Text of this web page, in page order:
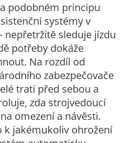
podobném principu
systémy v
nepřetržitě sleduje jízdu
potřeby dokáže
Na rozdíl od
zabezpečovače
trati před sebou a
zda strojvedoucí
omezení a návěsti.
k jakémukoliv ohrožení